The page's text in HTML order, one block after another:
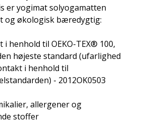
er yogimat solyogamatten
og økologisk bæredygtig:
i henhold til OEKO-TEX® 100,
højeste standard (ufarlighed
i henhold til
- 2012OK0503
allergener og
stoffer